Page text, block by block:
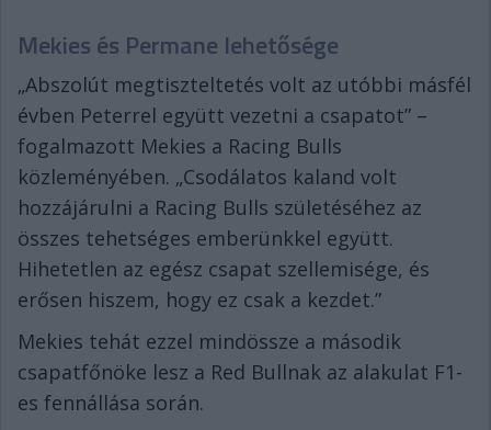
Mekies és Permane lehetősége
„Abszolút megtiszteltetés volt az utóbbi másfél
évben Peterrel együtt vezetni a csapatot” –
fogalmazott Mekies a Racing Bulls
közleményében. „Csodálatos kaland volt
hozzájárulni a Racing Bulls születéséhez az
összes tehetséges emberünkkel együtt.
Hihetetlen az egész csapat szellemisége, és
erősen hiszem, hogy ez csak a kezdet.”
Mekies tehát ezzel mindössze a második
csapatfőnöke lesz a Red Bullnak az alakulat F1-
es fennállása során.